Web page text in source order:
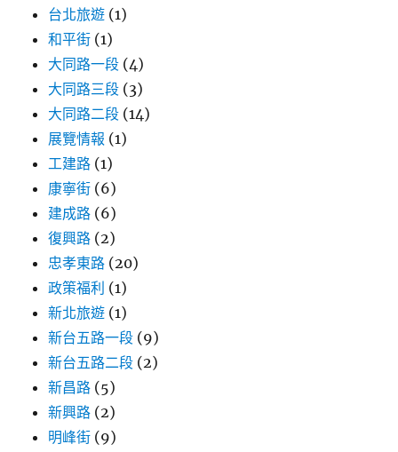
台北旅遊 (1)
和平街 (1)
大同路一段 (4)
大同路三段 (3)
大同路二段 (14)
展覽情報 (1)
工建路 (1)
康寧街 (6)
建成路 (6)
復興路 (2)
忠孝東路 (20)
政策福利 (1)
新北旅遊 (1)
新台五路一段 (9)
新台五路二段 (2)
新昌路 (5)
新興路 (2)
明峰街 (9)